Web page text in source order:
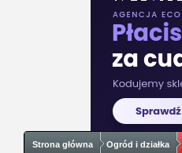
Strona główna Ogród i działka